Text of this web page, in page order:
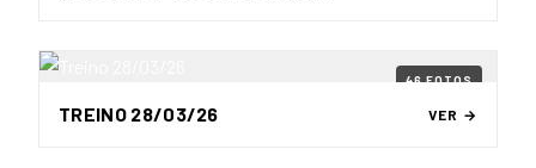
46 FOTOS
TREINO 28/03/26 VER →